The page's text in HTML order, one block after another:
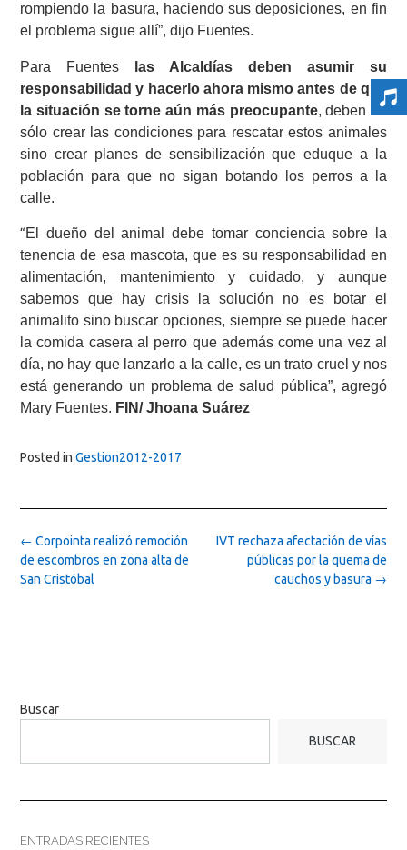
rompiendo la basura, haciendo sus deposiciones, en fin
el problema sigue allí”, dijo Fuentes.
Para Fuentes
las Alcaldías deben asumir su
responsabilidad y hacerlo ahora mismo antes de que
la situación se torne aún más preocupante, deben no
sólo crear las condiciones para rescatar estos animales
sino crear planes de sensibilización que eduque a la
población para que no sigan botando los perros a la
calle.
“El dueño del animal debe tomar conciencia sobre la
tenencia de esa mascota, que es su responsabilidad en
alimentación, mantenimiento y cuidado, y aunque
sabemos que hay crisis la solución no es botar el
animalito sino buscar opciones, siempre se puede hacer
la comida casera al perro que además come una vez al
día, no hay que lanzarlo a la calle, es un trato cruel y nos
está generando un problema de salud pública”, agregó
Mary Fuentes. FIN/ Jhoana Suárez
Posted in Gestion2012-2017
Post
navigation
IVT rechaza afectación de vías
públicas por la quema de
cauchos y basura →
← Corpointa realizó remoción
de escombros en zona alta de
San Cristóbal
Buscar
BUSCAR
ENTRADAS RECIENTES